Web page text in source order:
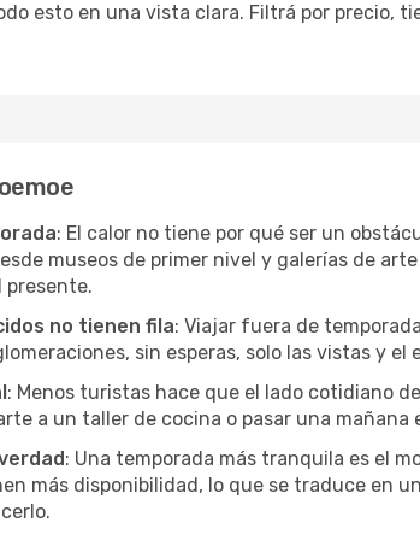
esto en una vista clara. Filtrá por precio,
: El calor no tiene por qué ser un
museos de primer nivel y galerías de
presente.
no tienen fila: Viajar fuera de
sin esperas, solo las vistas y el
: Menos turistas hace que el lado cotidiano
a un taller de cocina o pasar una
: Una temporada más tranquila es el
más disponibilidad, lo que se traduce en